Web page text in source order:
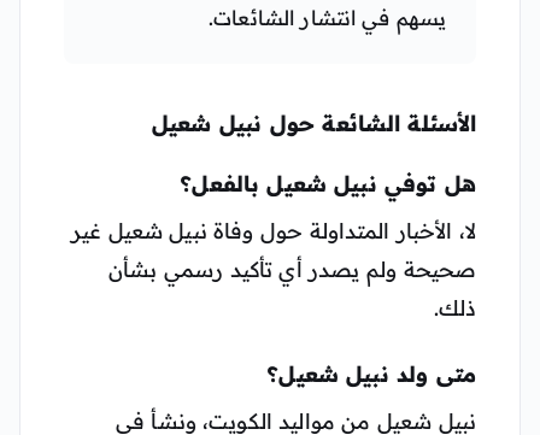
يسهم في انتشار الشائعات.
الأسئلة الشائعة حول نبيل شعيل
هل توفي نبيل شعيل بالفعل؟
لا، الأخبار المتداولة حول وفاة نبيل شعيل غير
صحيحة ولم يصدر أي تأكيد رسمي بشأن
ذلك.
متى ولد نبيل شعيل؟
نبيل شعيل من مواليد الكويت، ونشأ في